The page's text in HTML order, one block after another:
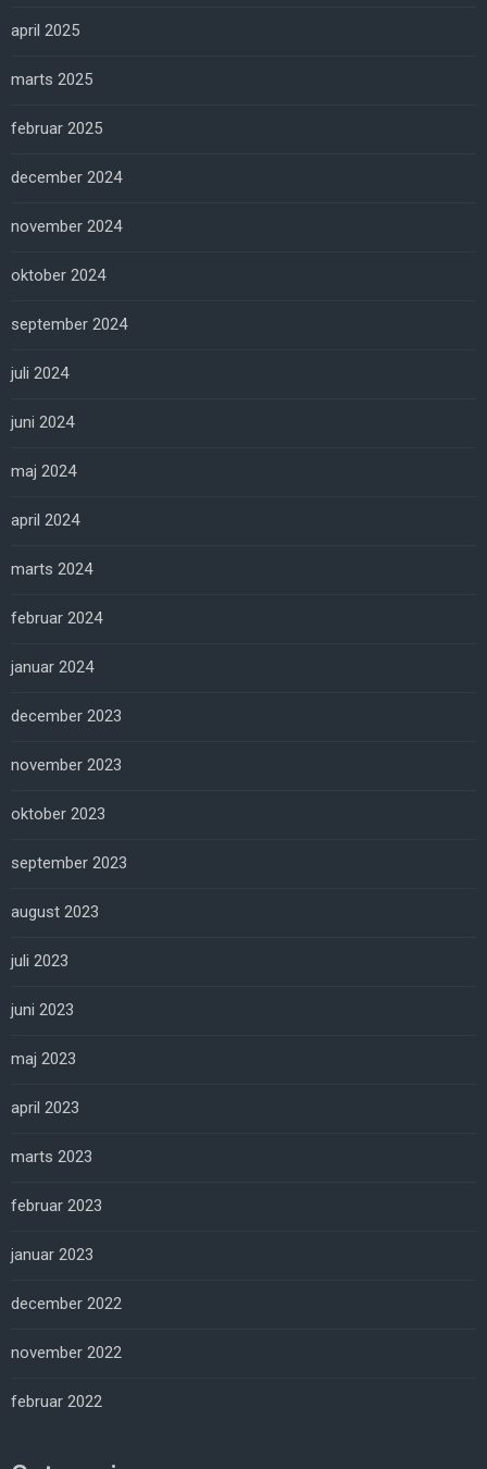
april 2025
marts 2025
februar 2025
december 2024
november 2024
oktober 2024
september 2024
juli 2024
juni 2024
maj 2024
april 2024
marts 2024
februar 2024
januar 2024
december 2023
november 2023
oktober 2023
september 2023
august 2023
juli 2023
juni 2023
maj 2023
april 2023
marts 2023
februar 2023
januar 2023
december 2022
november 2022
februar 2022